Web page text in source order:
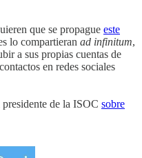
que se propague este
lo compartieran ad infinitum,
a sus propias cuentas de
en redes sociales
presidente de la ISOC sobre